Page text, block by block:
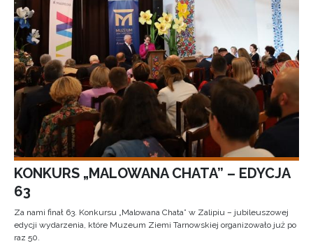
KONKURS „MALOWANA CHATA” – EDYCJA
63
Za nami finał 63. Konkursu „Malowana Chata” w Zalipiu – jubileuszowej
edycji wydarzenia, które Muzeum Ziemi Tarnowskiej organizowało już po
raz 50.